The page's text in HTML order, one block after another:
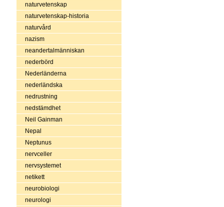
naturvetenskap
naturvetenskap-historia
naturvård
nazism
neandertalmänniskan
nederbörd
Nederländerna
nederländska
nedrustning
nedstämdhet
Neil Gainman
Nepal
Neptunus
nervceller
nervsystemet
netikett
neurobiologi
neurologi